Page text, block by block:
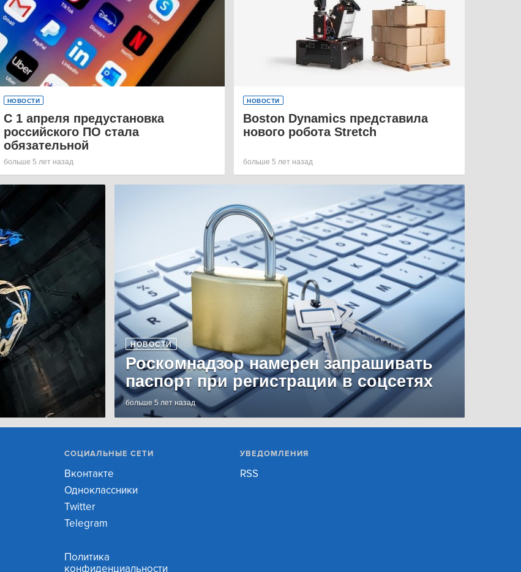
НОВОСТИ
С 1 апреля предустановка
российского ПО стала
обязательной
больше 5 лет назад
НОВОСТИ
Boston Dynamics представила
нового робота Stretch
больше 5 лет назад
НОВОСТИ
Роскомнадзор намерен запрашивать
паспорт при регистрации в соцсетях
больше 5 лет назад
СОЦИАЛЬНЫЕ СЕТИ
Вконтакте
Одноклассники
Twitter
Telegram
УВЕДОМЛЕНИЯ
RSS
Политика
конфиденциальности